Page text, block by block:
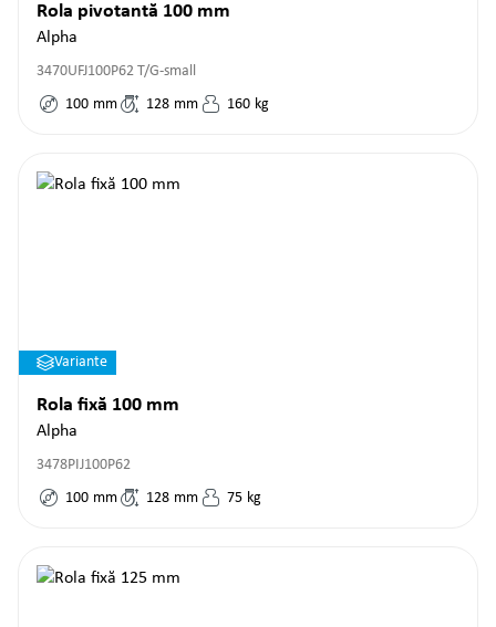
Rola pivotantă 100 mm
Alpha
3470UFJ100P62 T/G-small
100 mm 128 mm 160 kg
Variante
Rola fixă 100 mm
Alpha
3478PIJ100P62
100 mm 128 mm 75 kg